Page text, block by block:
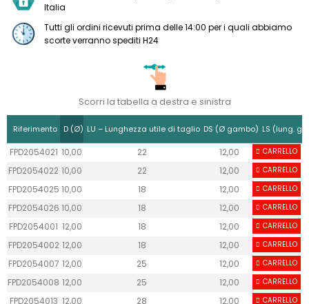
Italia
Tutti gli ordini ricevuti prima delle 14:00 per i quali abbiamo
scorte verranno spediti H24
Scorri la tabella a destra e sinistra
Riferimento D (Ø) LU – Lunghezza utile di taglio DS (Ø gambo) LS (lung.
FPD2054021 10,00 22 12,00 40
CARRELLO
FPD2054022 10,00 22 12,00 40
CARRELLO
FPD2054025 10,00 18 12,00 40
CARRELLO
FPD2054026 10,00 18 12,00 40
CARRELLO
FPD2054001 12,00 18 12,00 40
CARRELLO
FPD2054002 12,00 18 12,00 40
CARRELLO
FPD2054007 12,00 25 12,00 40
CARRELLO
FPD2054008 12,00 25 12,00 40
CARRELLO
FPD2054013 12,00 28 12,00 40
CARRELLO